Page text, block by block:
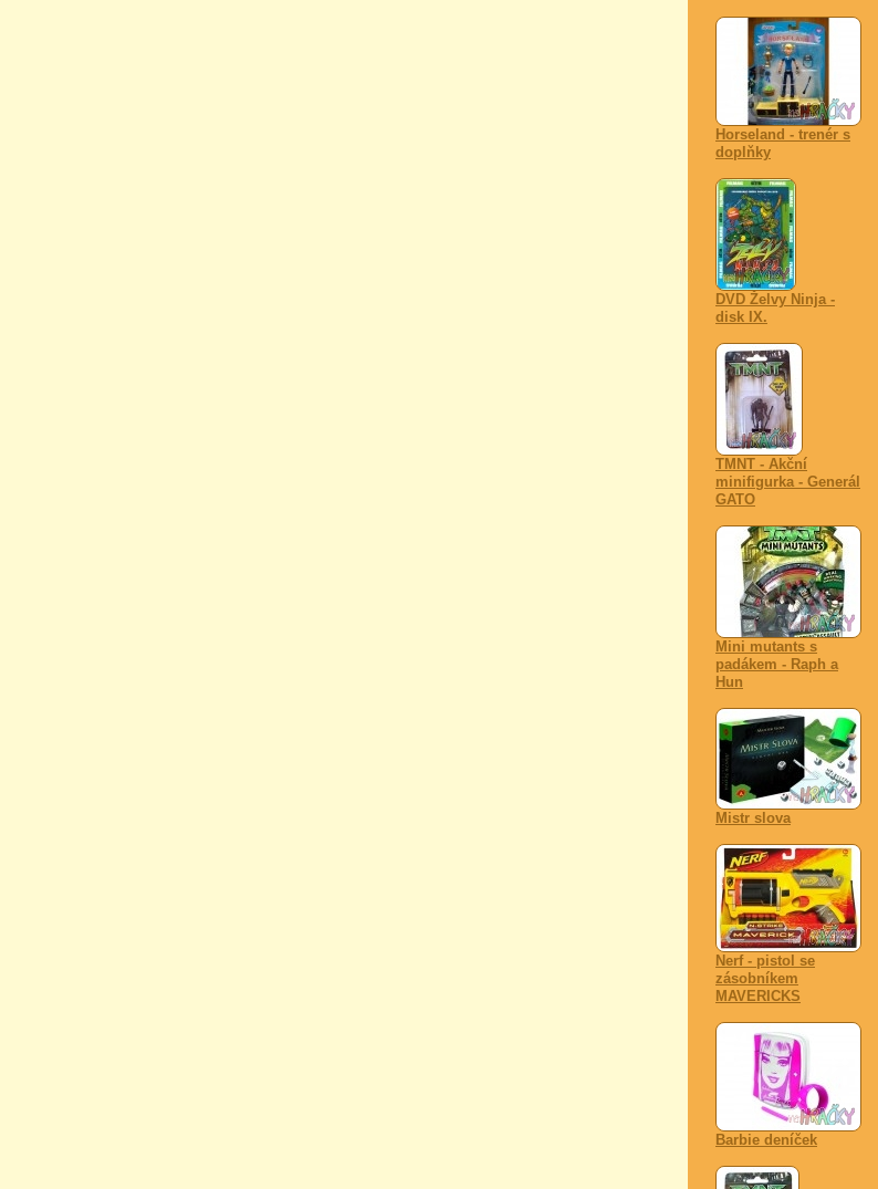
Horseland - trenér s
doplňky
DVD Želvy Ninja -
disk IX.
TMNT - Akční
minifigurka - Generál
GATO
Mini mutants s
padákem - Raph a
Hun
Mistr slova
Nerf - pistol se
zásobníkem
MAVERICKS
Barbie deníček